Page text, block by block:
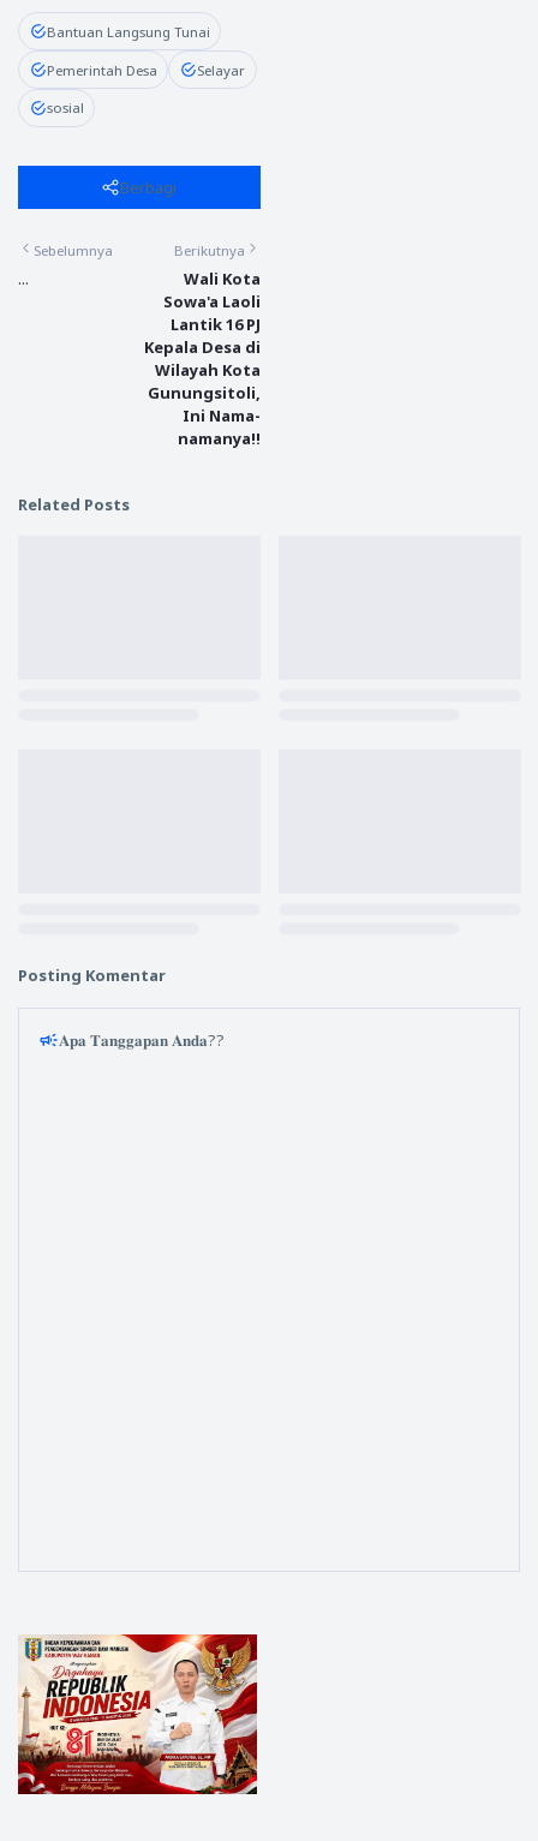
Bantuan Langsung Tunai
Pemerintah Desa Selayar
sosial
Berbagi
Sebelumnya
...
Berikutnya
Wali Kota
Sowa'a Laoli
Lantik 16 PJ
Kepala Desa di
Wilayah Kota
Gunungsitoli,
Ini Nama-
namanya!!
Related Posts
Posting Komentar
𝐀𝐩𝐚 𝐓𝐚𝐧𝐠𝐠𝐚𝐩𝐚𝐧 𝐀𝐧𝐝𝐚??